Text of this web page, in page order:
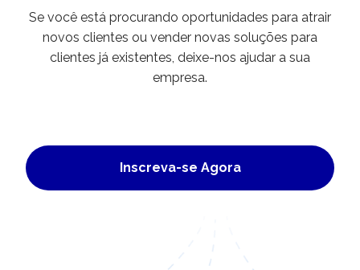
Se você está procurando oportunidades para atrair
novos clientes ou vender novas soluções para
clientes já existentes, deixe-nos ajudar a sua
empresa.
Inscreva-se Agora